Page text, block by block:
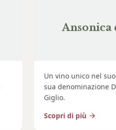
Ansonica
Un vino unico nel
sua denominazione
Giglio.
Scopri di più